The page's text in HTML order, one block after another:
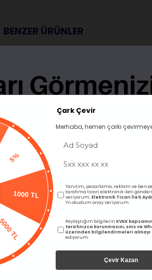
BENZER ÜRÜNLER
girişi
4A Medical Buhar Kimyasal
İndikatörü
Fiyatları görebilmek için
1000 TL
5000 TL
Çark Çevir
Merhaba, hemen çarkı
Tanıtım, pazarlama, reklam ve
tarafıma ticari elektronik ileti
veriyorum.Elektronik Ticari İleti
'ni okudum onay veriyorum.
Paylaştığım bilgilerin KVKK
tarafınızca korunmasını, sms ve
üzerinden bilgilendirmeleri almayı
ediyorum.
Çevir Kazan